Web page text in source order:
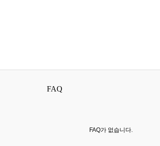
FAQ
FAQ가 없습니다.